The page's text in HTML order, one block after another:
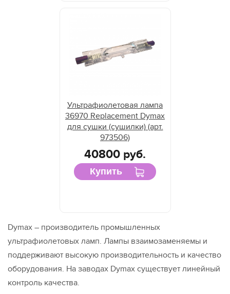
Ультрафиолетовая лампа
36970 Replacement Dymax
для сушки (сушилки) (арт.
973506)
40800 руб.
Купить
Dymax – производитель промышленных
ультрафиолетовых ламп. Лампы взаимозаменяемы и
поддерживают высокую производительность и качество
оборудования. На заводах Dymax существует линейный
контроль качества.